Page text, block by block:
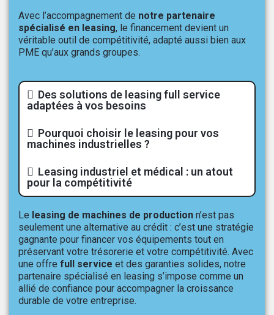
Avec l’accompagnement de notre partenaire
spécialisé en leasing, le financement devient un
véritable outil de compétitivité, adapté aussi bien aux
PME qu’aux grands groupes.
Des solutions de leasing full service
adaptées à vos besoins
Pourquoi choisir le leasing pour vos
machines industrielles ?
Leasing industriel et médical : un atout
pour la compétitivité
Le leasing de machines de production n’est pas
seulement une alternative au crédit : c’est une stratégie
gagnante pour financer vos équipements tout en
préservant votre trésorerie et votre compétitivité. Avec
une offre full service et des garanties solides, notre
partenaire spécialisé en leasing s’impose comme un
allié de confiance pour accompagner la croissance
durable de votre entreprise.